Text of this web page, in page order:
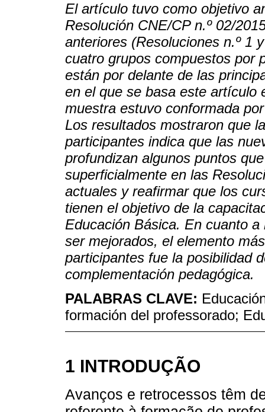
El artículo tuvo como objetivo
Resolución CNE/CP n.º 02/
anteriores (Resoluciones n.º 1
cuatro grupos compuestos por
están por delante de las
en el que se basa este artículo
muestra estuvo conformada
Los resultados mostraron que
participantes indica que las
profundizan algunos puntos
superficialmente en las
actuales y reafirmar que los
tienen el objetivo de la
Educación Básica. En cuanto
ser mejorados, el elemento
participantes fue la posibilidad
complementación pedagógica.
PALABRAS CLAVE:
formación del professorado;
1 INTRODUÇÃO
Avanços e retrocessos têm